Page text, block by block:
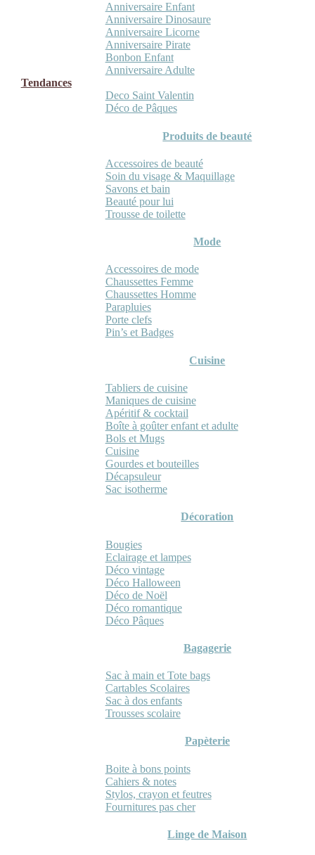
Anniversaire Enfant
Anniversaire Dinosaure
Anniversaire Licorne
Anniversaire Pirate
Bonbon Enfant
Anniversaire Adulte
Tendances
Deco Saint Valentin
Déco de Pâques
Produits de beauté
Accessoires de beauté
Soin du visage & Maquillage
Savons et bain
Beauté pour lui
Trousse de toilette
Mode
Accessoires de mode
Chaussettes Femme
Chaussettes Homme
Parapluies
Porte clefs
Pin’s et Badges
Cuisine
Tabliers de cuisine
Maniques de cuisine
Apéritif & cocktail
Boîte à goûter enfant et adulte
Bols et Mugs
Cuisine
Gourdes et bouteilles
Décapsuleur
Sac isotherme
Décoration
Bougies
Eclairage et lampes
Déco vintage
Déco Halloween
Déco de Noël
Déco romantique
Déco Pâques
Bagagerie
Sac à main et Tote bags
Cartables Scolaires
Sac à dos enfants
Trousses scolaire
Papèterie
Boite à bons points
Cahiers & notes
Stylos, crayon et feutres
Fournitures pas cher
Linge de Maison